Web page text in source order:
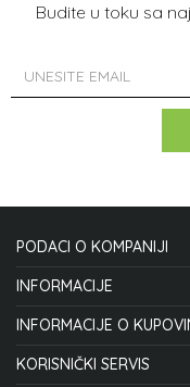
Budite u toku sa
PODACI O KOMPANIJI
CYCLO MANIA
21000 NOVI SAD, SRBIJA
INFORMACIJE
O NAMA
ZAPOSLENJE
INFORMACIJE O
KAKO KUPITI
KORISNIČKI SERVIS